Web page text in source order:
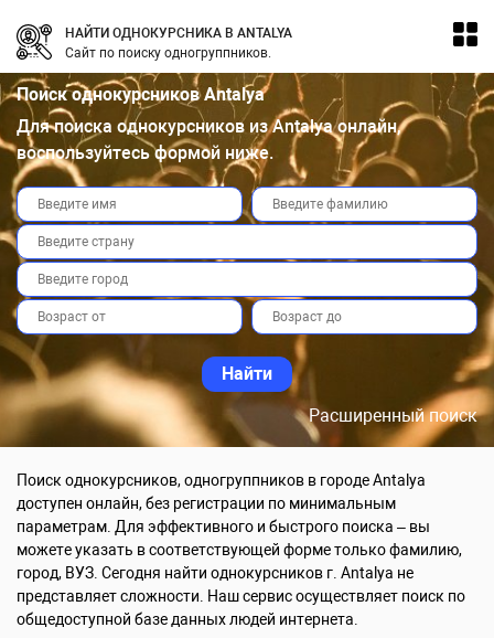
НАЙТИ ОДНОКУРСНИКА В ANTALYA
Сайт по поиску одногруппников.
Поиск однокурсников Antalya
Для поиска однокурсников из Antalya онлайн,
воспользуйтесь формой ниже.
Расширенный поиск
Поиск однокурсников, одногруппников в городе Antalya
доступен онлайн, без регистрации по минимальным
параметрам. Для эффективного и быстрого поиска – вы
можете указать в соответствующей форме только фамилию,
город, ВУЗ. Сегодня найти однокурсников г. Antalya не
представляет сложности. Наш сервис осуществляет поиск по
общедоступной базе данных людей интернета.